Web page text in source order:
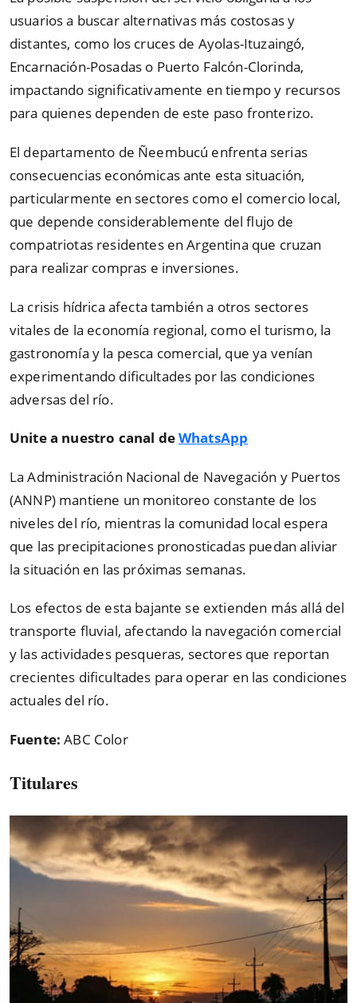
usuarios a buscar alternativas más costosas y
distantes, como los cruces de Ayolas-Ituzaingó,
Encarnación-Posadas o Puerto Falcón-Clorinda,
impactando significativamente en tiempo y recursos
para quienes dependen de este paso fronterizo.
El departamento de Ñeembucú enfrenta serias
consecuencias económicas ante esta situación,
particularmente en sectores como el comercio local,
que depende considerablemente del flujo de
compatriotas residentes en Argentina que cruzan
para realizar compras e inversiones.
La crisis hídrica afecta también a otros sectores
vitales de la economía regional, como el turismo, la
gastronomía y la pesca comercial, que ya venían
experimentando dificultades por las condiciones
adversas del río.
Unite a nuestro canal deWhatsApp
La Administración Nacional de Navegación y Puertos
(ANNP) mantiene un monitoreo constante de los
niveles del río, mientras la comunidad local espera
que las precipitaciones pronosticadas puedan aliviar
la situación en las próximas semanas.
Los efectos de esta bajante se extienden más allá del
transporte fluvial, afectando la navegación comercial
y las actividades pesqueras, sectores que reportan
crecientes dificultades para operar en las condiciones
actuales del río.
Fuente:ABC Color
Titulares